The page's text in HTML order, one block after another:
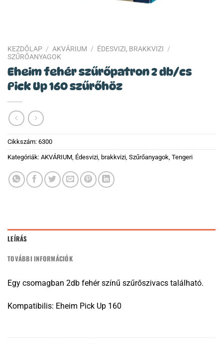
KEZDŐLAP / AKVÁRIUM / ÉDESVIZI, BRAKKVIZI /
SZŰRŐANYAGOK
Eheim fehér szűrőpatron 2 db/cs
Pick Up 160 szűrőhöz
Cikkszám: 6300
Kategóriák: AKVÁRIUM, Édesvizi, brakkvizi, Szűrőanyagok, Tengeri
LEÍRÁS
TOVÁBBI INFORMÁCIÓK
Egy csomagban 2db fehér színű szűrőszivacs található.
Kompatibilis: Eheim Pick Up 160